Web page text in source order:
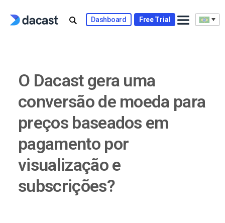
Dashboard Free Trial
O Dacast gera uma
conversão de moeda para
preços baseados em
pagamento por
visualização e
subscrições?